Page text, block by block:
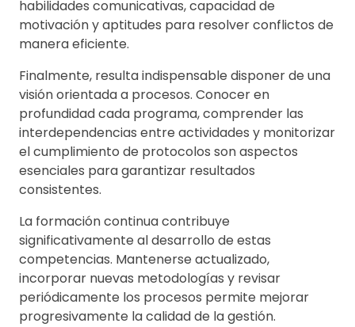
habilidades comunicativas, capacidad de
motivación y aptitudes para resolver conflictos de
manera eficiente.
Finalmente, resulta indispensable disponer de una
visión orientada a procesos. Conocer en
profundidad cada programa, comprender las
interdependencias entre actividades y monitorizar
el cumplimiento de protocolos son aspectos
esenciales para garantizar resultados
consistentes.
La formación continua contribuye
significativamente al desarrollo de estas
competencias. Mantenerse actualizado,
incorporar nuevas metodologías y revisar
periódicamente los procesos permite mejorar
progresivamente la calidad de la gestión.